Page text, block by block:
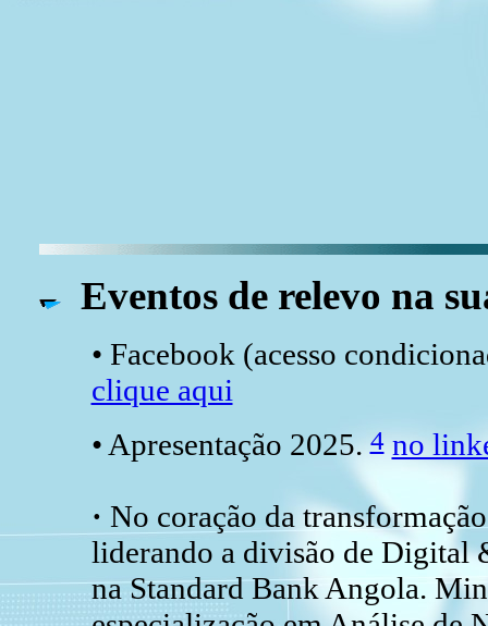
Eventos de relevo na
• Facebook (acesso
clique aqui
• Apresentação 2025.4 no
· No coração da
liderando a divisão de Digital
na Standard Bank Angola.